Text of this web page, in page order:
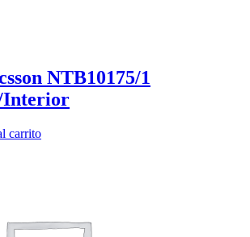
NTB10175/1
carrito